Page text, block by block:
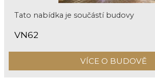
Tato nabídka je součástí budovy
VN62
VÍCE O BUDOVĚ